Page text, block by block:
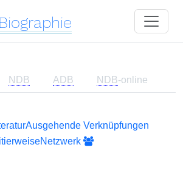
Biographie
NDB ADB NDB-online
Ausgehende Verknüpfungen
Netzwerk